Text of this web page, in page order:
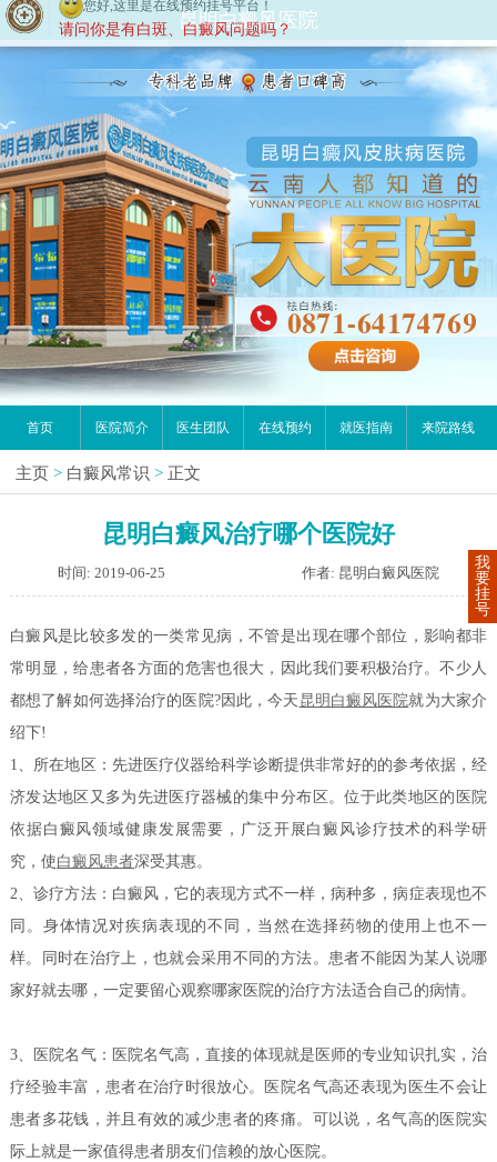
昆明白癜风医院
首页 医院简介 医生团队 在线预约 就医指南 来院路线
主页 > 白癜风常识 > 正文
昆明白癜风治疗哪个医院好
时间: 2019-06-25 作者: 昆明白癜风医院
白癜风是比较多发的一类常见病，不管是出现在哪个部位，影响都非
常明显，给患者各方面的危害也很大，因此我们要积极治疗。不少人
都想了解如何选择治疗的医院?因此，今天 昆明白癜风医院就为大家介
绍下!
1、所在地区：先进医疗仪器给科学诊断提供非常好的的参考依据，经
济发达地区又多为先进医疗器械的集中分布区。位于此类地区的医院
依据白癜风领域健康发展需要，广泛开展白癜风诊疗技术的科学研
究，使白癜风患者深受其惠。
2、诊疗方法：白癜风，它的表现方式不一样，病种多，病症表现也不
同。身体情况对疾病表现的不同，当然在选择药物的使用上也不一
样。同时在治疗上，也就会采用不同的方法。患者不能因为某人说哪
家好就去哪，一定要留心观察哪家医院的治疗方法适合自己的病情。
3、医院名气：医院名气高，直接的体现就是医师的专业知识扎实，治
疗经验丰富，患者在治疗时很放心。医院名气高还表现为医生不会让
患者多花钱，并且有效的减少患者的疼痛。可以说，名气高的医院实
际上就是一家值得患者朋友们信赖的放心医院。
我
要
挂
号